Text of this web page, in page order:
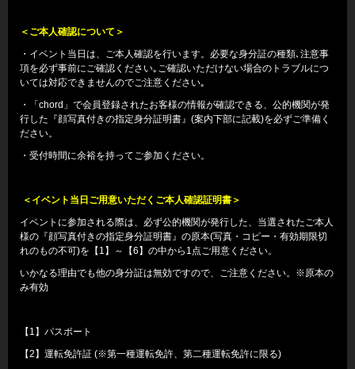
＜ご本人確認について＞
・イベント当日は、ご本人確認を行います。必要な身分証の種類､注意事
項を必ず事前にご確認ください｡ご確認いただけない場合のトラブルにつ
いては対応できませんのでご注意ください｡
・「chord」で会員登録されたお客様の情報が確認できる、公的機関が発
行した『顔写真付きの指定身分証明書』(案内下部に記載)を必ずご準備く
ださい。
・受付時間に余裕を持ってご参加ください。
＜イベント当日ご用意いただくご本人確認証明書＞
イベントに参加される際は、必ず公的機関が発行した、当選されたご本人
様の『顔写真付きの指定身分証明書』の原本(写真・コピー・有効期限切
れのもの不可)を【1】～【6】の中から1点ご用意ください。
いかなる理由でも他の身分証は無効ですので、ご注意ください。※原本の
み有効
【1】パスポート
【2】運転免許証 (※第一種運転免許、第二種運転免許に限る)